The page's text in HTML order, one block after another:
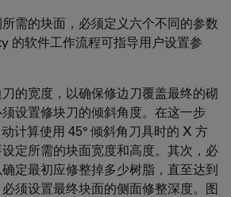
需的块面，必须定义六个不同的参数
的软件工作流程可指导用户设置参
的宽度，以确保修边刀覆盖最终的砌
设置修块刀的倾斜角度。在这一步
计算使用 45° 倾斜角刀具时的 X 方
定所需的块面宽度和高度。其次，必
定最初应修整掉多少树脂，直至达到
须设置最终块面的侧面修整深度。图